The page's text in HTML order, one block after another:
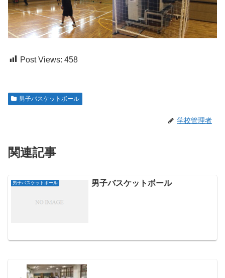
Post Views: 458
男子バスケットボール
学校管理者
関連記事
男子バスケットボール 男子バスケットボール